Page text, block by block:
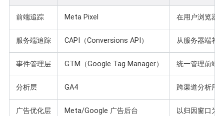
前端追踪 Meta Pixel 在用户浏览器
服务端追踪 CAPI（Conversions API） 从服务器端补
事件管理层 GTM（Google Tag Manager） 统一管理前端
分析层 GA4 跨渠道分析用
广告优化层 Meta/Google 广告后台 以归因窗口为